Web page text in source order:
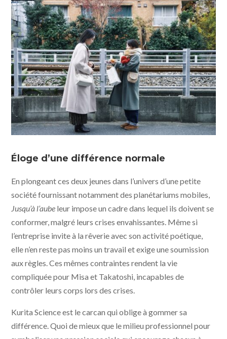
Film Partners - ArtHouse Films
Éloge d’une différence normale
En plongeant ces deux jeunes dans l’univers d’une petite
société fournissant notamment des planétariums mobiles,
Jusqu’à l’aube leur impose un cadre dans lequel ils doivent se
conformer, malgré leurs crises envahissantes. Même si
l’entreprise invite à la rêverie avec son activité poétique,
elle n’en reste pas moins un travail et exige une soumission
aux règles. Ces mêmes contraintes rendent la vie
compliquée pour Misa et Takatoshi, incapables de
contrôler leurs corps lors des crises.
Kurita Science est le carcan qui oblige à gommer sa
différence. Quoi de mieux que le milieu professionnel pour